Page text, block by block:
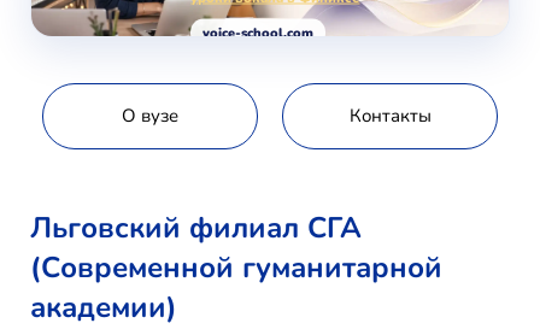
voice-school.com
О вузе Контакты
Льговский филиал СГА
(Современной гуманитарной
академии)